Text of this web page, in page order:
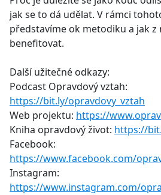
b
o
o
k
jak se to dá udělat. V rámci
představíme ok metodiku a jak z
benefitovat.
Další užitečné odkazy:
Podcast Opravdový vztah:
https://bit.ly/opravdovy_vztah
Web projektu: https://
Kniha opravdový život: https://
Facebook:
https://www.facebook.com/
Instagram:
https://www.instagram.com/